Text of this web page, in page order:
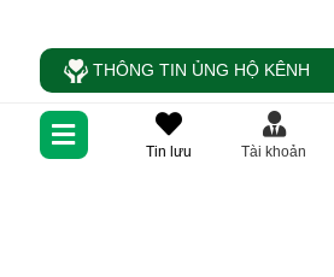
Tin lưu Tài khoản
THÔNG TIN ỦNG HỘ KÊNH